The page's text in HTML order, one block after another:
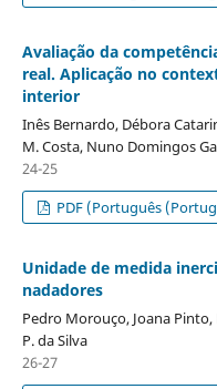
Avaliação da
real. Aplicação no
interior
Inês Bernardo, Débora
M. Costa, Nuno Domingos
24-25
PDF (Português
Unidade de medida
nadadores
Pedro Morouço, Joana
P. da Silva
26-27